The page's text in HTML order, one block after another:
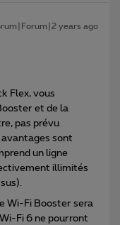
years ago
Flex, vous
et de la
pas prévu
avantages sont
un ligne
illimités
Wi-Fi Booster sera
Fi 6 ne pourront